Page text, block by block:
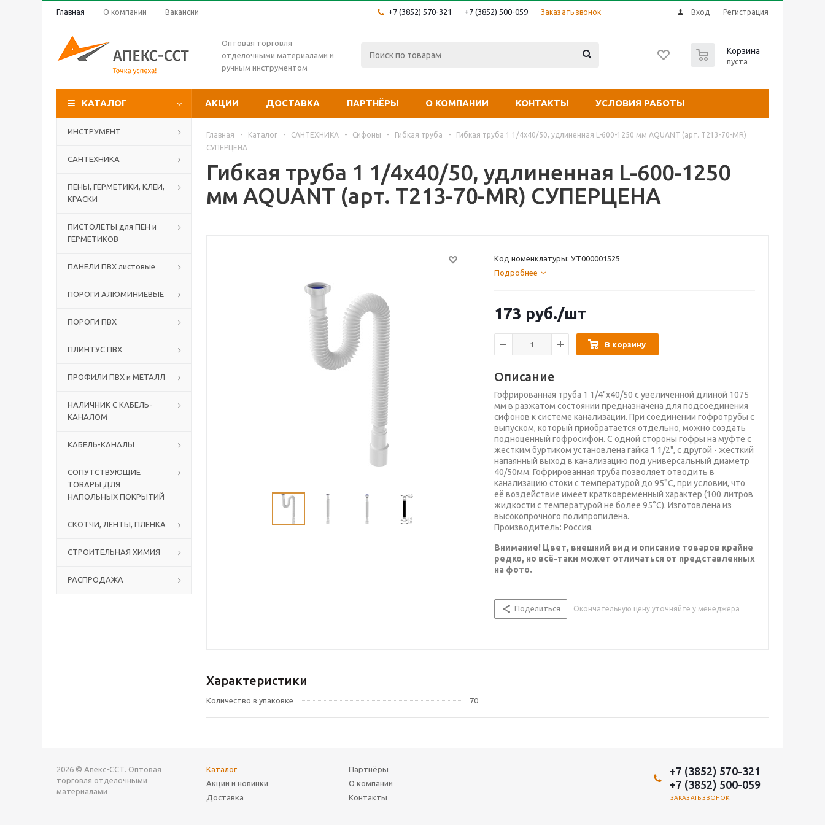
Главная О компании Вакансии +7 (3852) 570-321 +7 (3852) 500-059 Заказать звонок Вход Регистрация
Оптовая торговля
отделочными материалами и
ручным инструментом
Корзина
пуста
КАТАЛОГ АКЦИИ ДОСТАВКА ПАРТНЁРЫ О КОМПАНИИ КОНТАКТЫ УСЛОВИЯ РАБОТЫ
ИНСТРУМЕНТ
САНТЕХНИКА
ПЕНЫ, ГЕРМЕТИКИ, КЛЕИ,
КРАСКИ
ПИСТОЛЕТЫ для ПЕН и
ГЕРМЕТИКОВ
ПАНЕЛИ ПВХ листовые
ПОРОГИ АЛЮМИНИЕВЫЕ
ПОРОГИ ПВХ
ПЛИНТУС ПВХ
ПРОФИЛИ ПВХ и МЕТАЛЛ
НАЛИЧНИК С КАБЕЛЬ-
КАНАЛОМ
КАБЕЛЬ-КАНАЛЫ
СОПУТСТВУЮЩИЕ
ТОВАРЫ ДЛЯ
НАПОЛЬНЫХ ПОКРЫТИЙ
СКОТЧИ, ЛЕНТЫ, ПЛЕНКА
СТРОИТЕЛЬНАЯ ХИМИЯ
РАСПРОДАЖА
Главная - Каталог - САНТЕХНИКА - Сифоны - Гибкая труба -
Гибкая труба 1 1/4х40/50, удлиненная L-600-1250 мм AQUANT (арт. Т213-70-MR)
СУПЕРЦЕНА
Гибкая труба 1 1/4х40/50, удлиненная L-600-1250
мм AQUANT (арт. Т213-70-MR) СУПЕРЦЕНА
Код номенклатуры: УТ000001525
Подробнее
173 руб./шт
В корзину
Описание
Гофрированная труба 1 1/4"х40/50 с увеличенной длиной 1075
мм в разжатом состоянии предназначена для подсоединения
сифонов к системе канализации. При соединении гофротрубы с
выпуском, который приобратается отдельно, можно создать
подноценный гофросифон. С одной стороны гофры на муфте с
жестким буртиком установлена гайка 1 1/2", с другой - жесткий
напаянный выход в канализацию под универсальный диаметр
40/50мм. Гофрированная труба позволяет отводить в
канализацию стоки с температурой до 95°С, при условии, что
её воздействие имеет кратковременный характер (100 литров
жидкости с температурой не более 95°С). Изготовлена из
высокопрочного полипропилена.
Производитель: Россия.
Внимание! Цвет, внешний вид и описание товаров крайне
редко, но всё-таки может отличаться от представленных
на фото.
Поделиться Окончательную цену уточняйте у менеджера
Характеристики
Количество в упаковке 70
2026 © Апекс-ССТ. Оптовая
торговля отделочными
материалами
Каталог
Акции и новинки
Доставка
Партнёры
О компании
Контакты
+7 (3852) 570-321
+7 (3852) 500-059
ЗАКАЗАТЬ ЗВОНОК